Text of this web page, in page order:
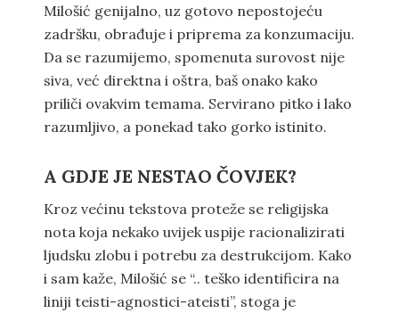
Milošić genijalno, uz gotovo nepostojeću
zadršku, obrađuje i priprema za konzumaciju.
Da se razumijemo, spomenuta surovost nije
siva, već direktna i oštra, baš onako kako
priliči ovakvim temama. Servirano pitko i lako
razumljivo, a ponekad tako gorko istinito.
A GDJE JE NESTAO ČOVJEK?
Kroz većinu tekstova proteže se religijska
nota koja nekako uvijek uspije racionalizirati
ljudsku zlobu i potrebu za destrukcijom. Kako
i sam kaže, Milošić se “.. teško identificira na
liniji teisti-agnostici-ateisti”, stoga je